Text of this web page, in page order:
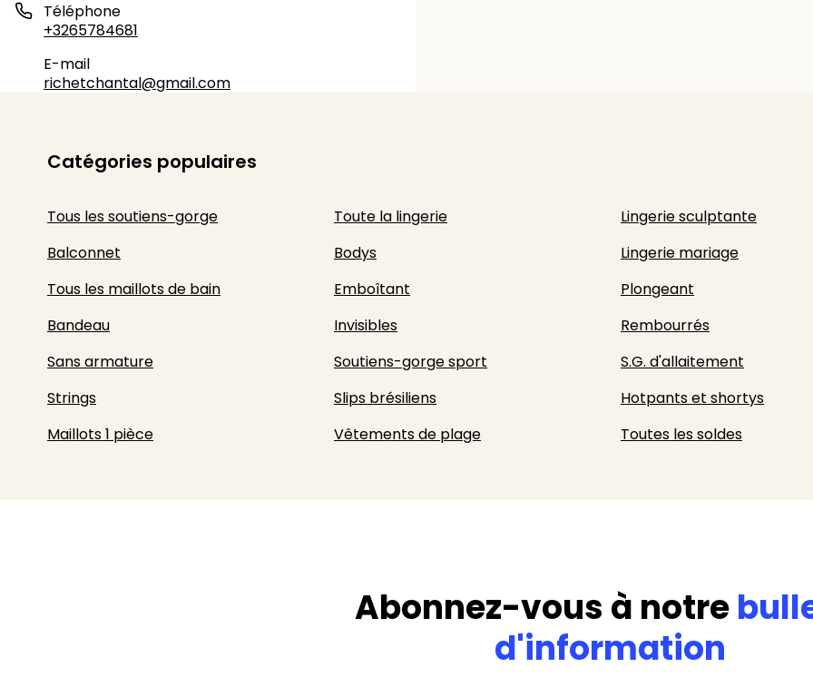
Téléphone
+3265784681
E-mail
richetchantal@gmail.com
Catégories populaires
Tous les soutiens-gorge Toute la lingerie Lingerie sculptante
Balconnet
Bodys Lingerie mariage
Tous les maillots de bain
Emboîtant Plongeant
Bandeau
Invisibles Rembourrés
Sans armature
Soutiens-gorge sport S.G. d'allaitement
Strings
Slips brésiliens Hotpants et shortys
Maillots 1 pièce
Vêtements de plage Toutes les soldes
Abonnez-vous à notre
d'information